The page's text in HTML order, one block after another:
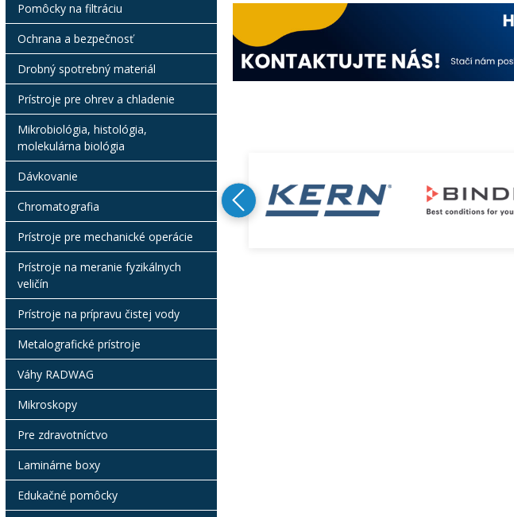
Pomôcky na filtráciu
Ochrana a bezpečnosť
Drobný spotrebný materiál
Prístroje pre ohrev a chladenie
Mikrobiológia, histológia,
molekulárna biológia
Dávkovanie
Chromatografia
Prístroje pre mechanické operácie
Prístroje na meranie fyzikálnych
veličín
Prístroje na prípravu čistej vody
Metalografické prístroje
Váhy RADWAG
Mikroskopy
Pre zdravotníctvo
Laminárne boxy
Edukačné pomôcky